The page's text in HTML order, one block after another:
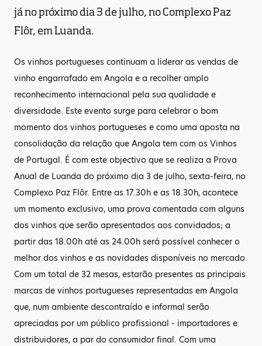
já no próximo dia 3 de julho, no Complexo Paz
Flôr, em Luanda.
Os vinhos portugueses continuam a liderar as vendas de
vinho engarrafado em Angola e a recolher amplo
reconhecimento internacional pela sua qualidade e
diversidade. Este evento surge para celebrar o bom
momento dos vinhos portugueses e como uma aposta na
consolidação da relação que Angola tem com os Vinhos
de Portugal. É com este objectivo que se realiza a Prova
Anual de Luanda do próximo dia 3 de julho, sexta-feira, no
Complexo Paz Flôr. Entre as 17.30h e as 18.30h, acontece
um momento exclusivo, uma prova comentada com alguns
dos vinhos que serão apresentados aos convidados; a
partir das 18.00h até as 24.00h será possível conhecer o
melhor dos vinhos e as novidades disponíveis no mercado.
Com um total de 32 mesas, estarão presentes as principais
marcas de vinhos portugueses representadas em Angola
que, num ambiente descontraído e informal serão
apreciadas por um público profissional - importadores e
distribuidores, a par do consumidor final. Com uma